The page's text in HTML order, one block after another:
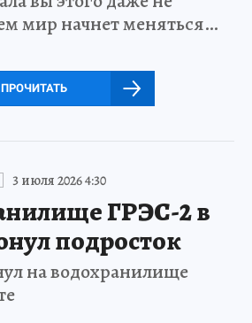
мир начнет меняться…
ПРОЧИТАТЬ
3 июля 2026 4:30
ГРЭС-2 в
подросток
на водохранилище